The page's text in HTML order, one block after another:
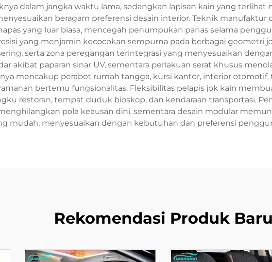
dalam jangka waktu lama, sedangkan lapisan kain yang
beragam preferensi desain interior. Teknik
yang luar biasa, mencegah penumpukan panas selama
yang menjamin kecocokan sempurna pada berbagai
serta zona peregangan terintegrasi yang menyesuaikan
akibat paparan sinar UV, sementara perlakuan serat khusus
mencakup perabot rumah tangga, kursi kantor, interior
bertemu fungsionalitas. Fleksibilitas pelapis jok kain
restoran, tempat duduk bioskop, dan kendaraan transportasi.
pola keausan dini, sementara desain modular
mudah, menyesuaikan dengan kebutuhan dan preferensi
Rekomendasi Produk